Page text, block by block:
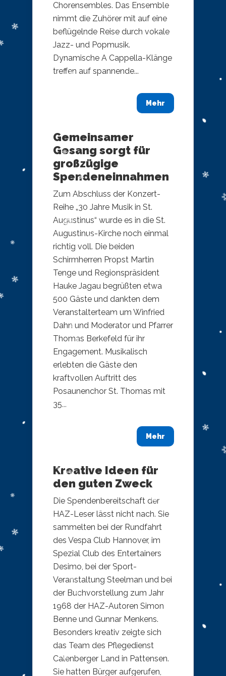
Chorensembles. Das Ensemble
nimmt die Zuhörer mit auf eine
beflügelnde Reise durch vokale
Jazz- und Popmusik.
Dynamische A Cappella-Klänge
treffen auf spannende...
Mehr
Gemeinsamer
Gesang sorgt für
großzügige
Spendeneinnahmen
Zum Abschluss der Konzert-
Reihe „30 Jahre Musik in St.
Augustinus“ wurde es in die St.
Augustinus-Kirche noch einmal
richtig voll. Die beiden
Schirmherren Propst Martin
Tenge und Regionspräsident
Hauke Jagau begrüßten etwa
500 Gäste und dankten dem
Veranstalterteam um Winfried
Dahn und Moderator und Pfarrer
Thomas Berkefeld für ihr
Engagement. Musikalisch
erlebten die Gäste den
kraftvollen Auftritt des
Posaunenchor St. Thomas mit
35...
Mehr
Kreative Ideen für
den guten Zweck
Die Spendenbereitschaft der
HAZ-Leser lässt nicht nach. Sie
sammelten bei der Rundfahrt
des Vespa Club Hannover, im
Spezial Club des Entertainers
Desimo, bei der Sport-
Veranstaltung Steelman und bei
der Buchvorstellung zum Jahr
1968 der HAZ-Autoren Simon
Benne und Gunnar Menkens.
Besonders kreativ zeigte sich
das Team des Pflegedienst
Calenberger Land in Pattensen.
Sie hatten Bürger aufgerufen,